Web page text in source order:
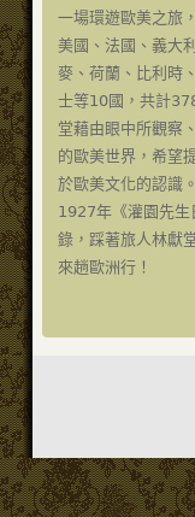
一場環遊歐美之旅
美國、法國、義大
麥、荷蘭、比利時
士等10國，共計
堂藉由眼中所觀察
的歐美世界，希望
於歐美文化的認識
1927年《灌園先生
錄，踩著旅人林獻
來趟歐洲行！